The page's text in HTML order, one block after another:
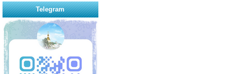
Telegram